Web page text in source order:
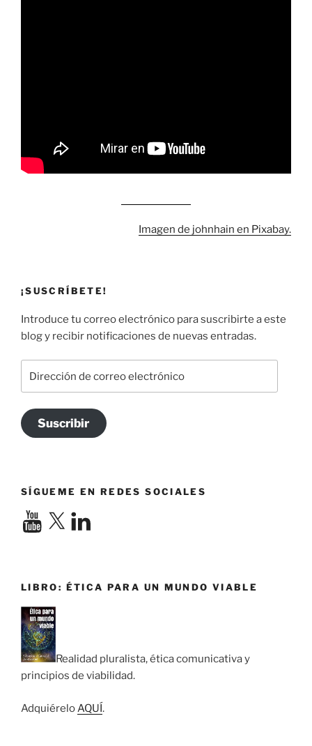
Imagen de johnhain en Pixabay.
¡SUSCRÍBETE!
Introduce tu correo electrónico para suscribirte a este
blog y recibir notificaciones de nuevas entradas.
de
electrónico
Suscribir
SÍGUEME EN REDES SOCIALES
YouTube
X LinkedIn
LIBRO: ÉTICA PARA UN MUNDO VIABLE
Realidad pluralista, ética comunicativa y
principios de viabilidad.
Adquiérelo AQUÍ.